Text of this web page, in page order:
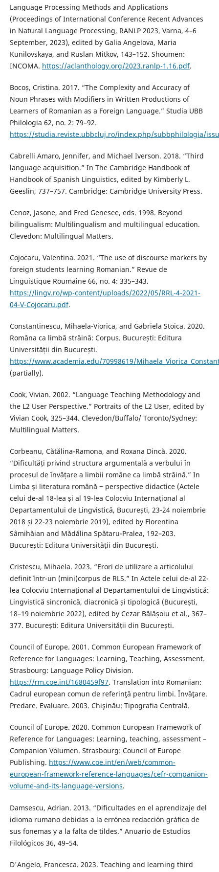
Language Processing Methods and Applications
(Proceedings of International Conference Recent Advances
in Natural Language Processing, RANLP 2023, Varna, 4–6
September, 2023), edited by Galia Angelova, Maria
Kunilovskaya, and Ruslan Mitkov, 143–152. Shoumen:
INCOMA. https://aclanthology.org/2023.ranlp-1.16.pdf.
Bocoș, Cristina. 2017. “The Complexity and Accuracy of
Noun Phrases with Modifiers in Written Productions of
Learners of Romanian as a Foreign Language.” Studia UBB
Philologia 62, no. 2: 79–92.
https://studia.reviste.ubbcluj.ro/index.php/subbphilologia/
Cabrelli Amaro, Jennifer, and Michael Iverson. 2018. “Third
language acquisition.” In The Cambridge Handbook of
Handbook of Spanish Linguistics, edited by Kimberly L.
Geeslin, 737–757. Cambridge: Cambridge University Press.
Cenoz, Jasone, and Fred Genesee, eds. 1998. Beyond
bilingualism: Multilingualism and multilingual education.
Clevedon: Multilingual Matters.
Cojocaru, Valentina. 2021. “The use of discourse markers by
foreign students learning Romanian.” Revue de
Linguistique Roumaine 66, no. 4: 335–343.
https://lingv.ro/wp-content/uploads/2022/05/RRL-4-2021-
04-V-Cojocaru.pdf.
Constantinescu, Mihaela-Viorica, and Gabriela Stoica. 2020.
Româna ca limbă străină: Corpus. București: Editura
Universității din București.
https://www.academia.edu/70998619/
(partially).
Cook, Vivian. 2002. “Language Teaching Methodology and
the L2 User Perspective.” Portraits of the L2 User, edited by
Vivian Cook, 325–344. Clevedon/Buffalo/ Toronto/Sydney:
Multilingual Matters.
Corbeanu, Cătălina-Ramona, and Roxana Dincă. 2020.
“Dificultăți privind structura argumentală a verbului în
procesul de învățare a limbii române ca limbă străină.” In
Limba și literatura română ‒ perspective didactice (Actele
celui de-al 18-lea și al 19-lea Colocviu Internațional al
Departamentului de Lingvistică, București, 23-24 noiembrie
2018 și 22-23 noiembrie 2019), edited by Florentina
Sâmihăian and Mădălina Spătaru-Pralea, 192–203.
București: Editura Universității din București.
Cristescu, Mihaela. 2023. “Erori de utilizare a articolului
definit într-un (mini)corpus de RLS.” In Actele celui de-al 22-
lea Colocviu Internațional al Departamentului de Lingvistică:
Lingvistică sincronică, diacronică și tipologică (București,
18–19 noiembrie 2022), edited by Cezar Bălășoiu et al., 367–
377. București: Editura Universității din București.
Council of Europe. 2001. Common European Framework of
Reference for Languages: Learning, Teaching, Assessment.
Strasbourg: Language Policy Division.
https://rm.coe.int/1680459f97. Translation into Romanian:
Cadrul european comun de referinţă pentru limbi. Învăţare.
Predare. Evaluare. 2003. Chişinău: Tipografia Centrală.
Council of Europe. 2020. Common European Framework of
Reference for Languages: Learning, teaching, assessment –
Companion Volumen. Strasbourg: Council of Europe
Publishing. https://www.coe.int/en/web/common-
european-framework-reference-languages/cefr-companion-
volume-and-its-language-versions.
Damsescu, Adrian. 2013. “Dificultades en el aprendizaje del
idioma rumano debidas a la errónea redacción gráfica de
sus fonemas y a la falta de tildes.” Anuario de Estudios
Filológicos 36, 49–54.
D'Angelo, Francesca. 2023. Teaching and learning third